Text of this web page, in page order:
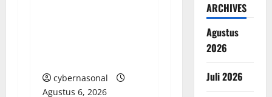
cybernasonal
Agustus 6, 2026
ARCHIVES
Agustus
2026
Juli 2026